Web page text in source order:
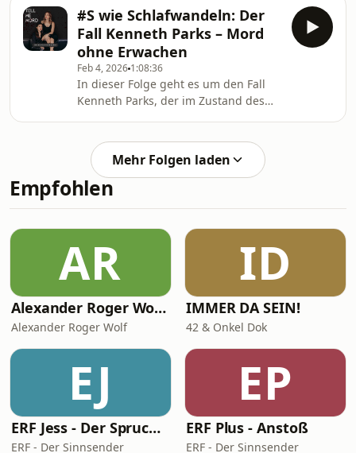
sogenannten Central Park Five
müssen s
keinen anderen Ausweg mehr
gibt.Phuxi erzählt den Fall von
Jennifer Pan, einer jungen Frau aus
Kanada, die jahrelang ein perfektes
Leben vorspielt: Bestnoten, Studium,
Stipendium. Doch hinter der Fassade
aus Erfolg und Gehorsam bröckelt die
Wahrheit. Als ihre Eltern
#S wie Schlafwandeln: Der
Fall Kenneth Parks – Mord
ohne Erwachen
Feb 4, 2026 1:08:36
In dieser Folge geht es um den Fall
Kenneth Parks, der im Zustand des
Schwiegervater schwer verletzte - und
später freigesprochen wurde.Meli
und Phuxi sprechen über Schuld
ohne Bewusstsein, über juristische
über die Frage, wie ein Mensch
weiterlebt, wenn er im Schlaf zum
Täter wurde.Außerdem teilt Meli
persönlich
Mehr Folgen laden
Empfohlen
AR
Alexander Roger Wolf - 🎙 Get the Job – Der Podcast für starke Präsenz vor der Kamera & auf Social Media
Alexander Roger Wolf
ID
IMMER DA SEIN!
42 & Onkel Dok
EJ
ERF Jess - Der Spruch des Tages
ERF - Der Sinnsender
EP
ERF Plus - Anstoß
ERF - Der Sinnsender